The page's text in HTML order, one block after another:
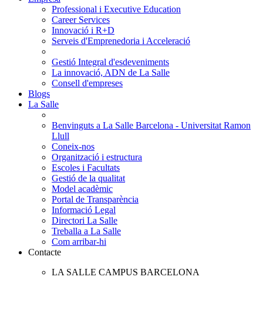
Professional i Executive Education
Career Services
Innovació i R+D
Serveis d'Emprenedoria i Acceleració
Gestió Integral d'esdeveniments
La innovació, ADN de La Salle
Consell d'empreses
Blogs
La Salle
Benvinguts a La Salle Barcelona - Universitat Ramon
Llull
Coneix-nos
Organització i estructura
Escoles i Facultats
Gestió de la qualitat
Model acadèmic
Portal de Transparència
Informació Legal
Directori La Salle
Treballa a La Salle
Com arribar-hi
Contacte
LA SALLE CAMPUS BARCELONA